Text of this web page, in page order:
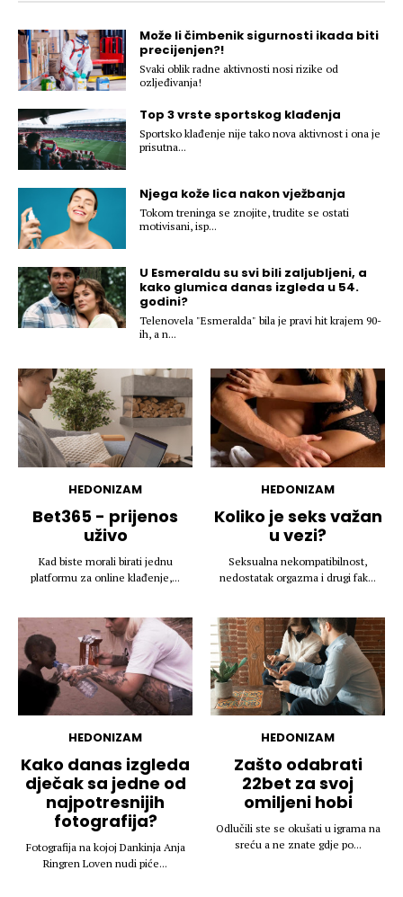
Njega njega
Šminka
Tehnologija
KALORIJEMože li čimbenik sigurnosti ikada biti
precijenjen?!
Svaki oblik radne aktivnosti nosi rizike od
ozljeđivanja!
Top 3 vrste sportskog klađenja
Sportsko klađenje nije tako nova aktivnost i ona je
prisutna...
Njega kože lica nakon vježbanja
Tokom treninga se znojite, trudite se ostati
motivisani, isp...
U Esmeraldu su svi bili zaljubljeni, a
kako glumica danas izgleda u 54.
godini?
Telenovela "Esmeralda" bila je pravi hit krajem 90-
ih, a n...
HEDONIZAM
Bet365 - prijenos
uživo
Kad biste morali birati jednu
platformu za online klađenje,...
HEDONIZAM
Koliko je seks važan
u vezi?
Seksualna nekompatibilnost,
nedostatak orgazma i drugi fak...
HEDONIZAM
Kako danas izgleda
dječak sa jedne od
najpotresnijih
fotografija?
Fotografija na kojoj Dankinja Anja
Ringren Loven nudi piće...
HEDONIZAM
Zašto odabrati
22bet za svoj
omiljeni hobi
Odlučili ste se okušati u igrama na
sreću a ne znate gdje po...